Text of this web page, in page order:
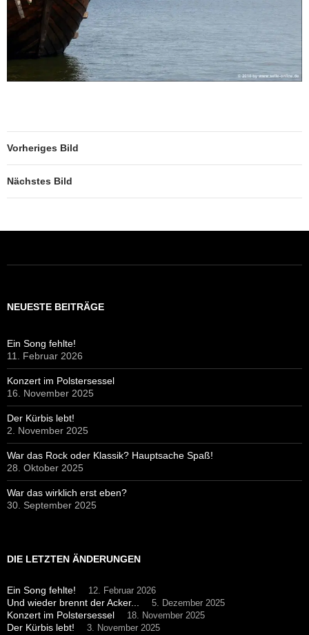
Vorheriges Bild
Nächstes Bild
NEUESTE BEITRÄGE
Ein Song fehlte!
11. Februar 2026
Konzert im Polstersessel
16. November 2025
Der Kürbis lebt!
2. November 2025
War das Rock oder Klassik? Hauptsache Spaß!
28. Oktober 2025
War das wirklich erst eben?
30. September 2025
DIE LETZTEN ÄNDERUNGEN
Ein Song fehlte! 12. Februar 2026
Und wieder brennt der Acker... 5. Dezember 2025
Konzert im Polstersessel 18. November 2025
Der Kürbis lebt! 3. November 2025